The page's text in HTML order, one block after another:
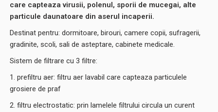
care capteaza virusii, polenul, sporii de mucegai, alte
particule daunatoare din aserul incaperii.
Destinat pentru: dormitoare, birouri, camere copii, sufragerii,
gradinite, scoli, sali de asteptare, cabinete medicale.
Sistem de filtrare cu 3 filtre:
1. prefiltru aer: filtru aer lavabil care capteaza particulele
grosiere de praf
2. filtru electrostatic: prin lamelele filtrului circula un curent